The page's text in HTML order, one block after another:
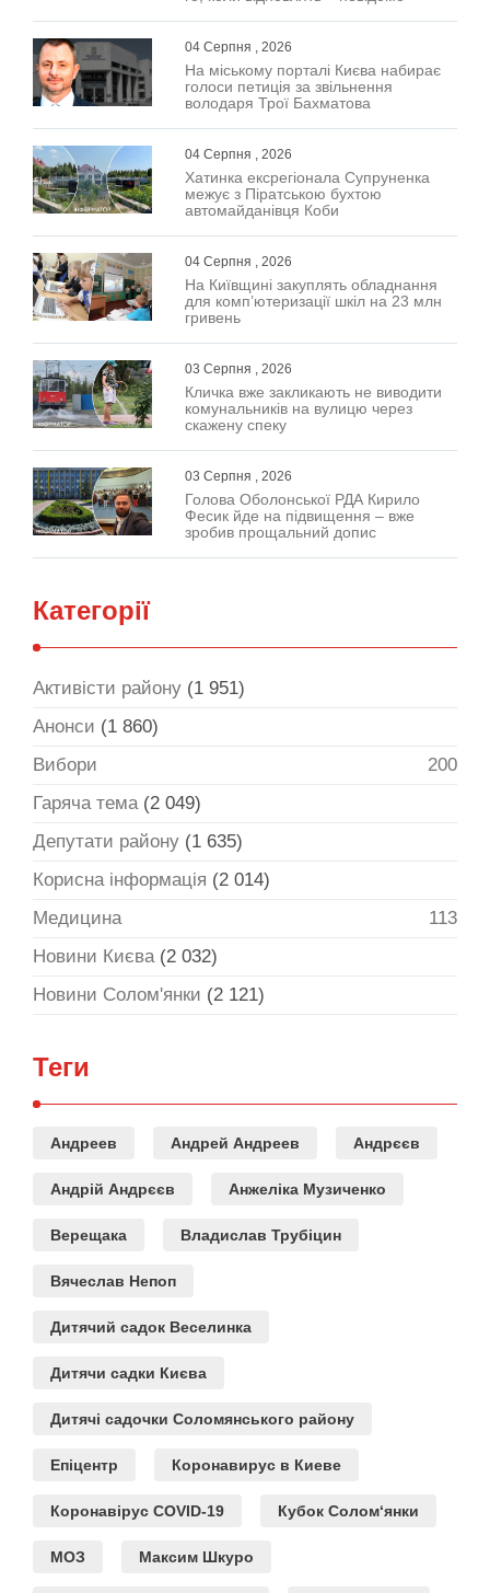
04 Серпня , 2026
На міському порталі Києва набирає
голоси петиція за звільнення
володаря Трої Бахматова
04 Серпня , 2026
Хатинка ексрегіонала Супруненка
межує з Піратською бухтою
автомайданівця Коби
04 Серпня , 2026
На Київщині закуплять обладнання
для комп’ютеризації шкіл на 23 млн
гривень
03 Серпня , 2026
Кличка вже закликають не виводити
комунальників на вулицю через
скажену спеку
03 Серпня , 2026
Голова Оболонської РДА Кирило
Фесик йде на підвищення – вже
зробив прощальний допис
Категорії
Активісти району (1 951)
Анонси (1 860)
Вибори
200
Гаряча тема(2 049)
Депутати району (1 635)
Корисна інформація (2 014)
Медицина
113
Новини Києва(2 032)
Новини Солом'янки (2 121)
Теги
Андреев Андрей Андреев Андрєєв
Андрій Андрєєв Анжеліка Музиченко
Верещака Владислав Трубіцин
Вячеслав Непоп
Дитячий садок Веселинка
Дитячи садки Києва
Дитячі садочки Соломянського району
Епіцентр Коронавирус в Киеве
Коронавірус COVID-19 Кубок Солом‘янки
МОЗ Максим Шкуро